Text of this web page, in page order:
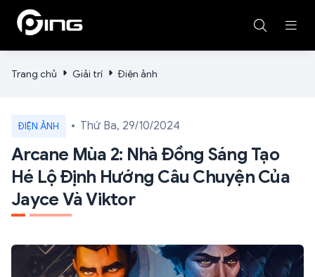
Trang chủ Giải trí Điện ảnh
ĐIỆN ẢNH Thứ Ba, 29/10/2024
Arcane Mùa 2: Nhà Đồng Sáng Tạo
Hé Lộ Định Hướng Câu Chuyện Của
Jayce Và Viktor